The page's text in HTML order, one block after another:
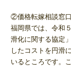
②価格転嫁相談窓口
福岡県では、令和
滑化に関する協定
したコストを円滑
いるところです。